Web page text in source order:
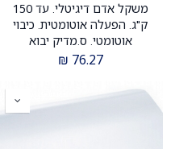
משקל אדם דיגיטלי. עד 150
ק"ג. הפעלה אוטומטית. כיבוי
אוטומטי. ס.מדיק יבוא
76.27
₪